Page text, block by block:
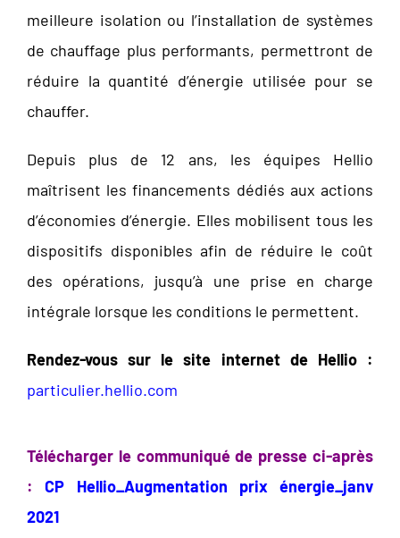
meilleure isolation ou l’installation de systèmes
de chauffage plus performants, permettront de
réduire la quantité d’énergie utilisée pour se
chauffer.
Depuis plus de 12 ans, les équipes Hellio
maîtrisent les financements dédiés aux actions
d’économies d’énergie. Elles mobilisent tous les
dispositifs disponibles afin de réduire le coût
des opérations, jusqu’à une prise en charge
intégrale lorsque les conditions le permettent.
Rendez-vous sur le site internet de Hellio :
particulier.hellio.com
Télécharger le communiqué de presse ci-après
:CP Hellio_Augmentation prix énergie_janv
2021